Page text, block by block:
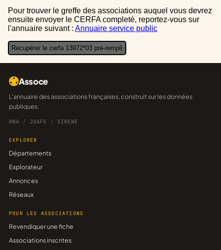
Pour trouver le greffe des associations auquel vous devrez
ensuite envoyer le CERFA completé, reportez-vous sur
l'annuaire suivant : Annuaire service public
Récupérer le cerfa 13972*03 pré-rempli
Assoce
L'annuaire des associations françaises, construit sur les données
publiques.
RNA / JOAFE / SIRENE
EXPLORER
Départements
Explorateur
Annonces
Réseaux
POUR LES ASSOCIATIONS
Revendiquer une fiche
Associations inscrites